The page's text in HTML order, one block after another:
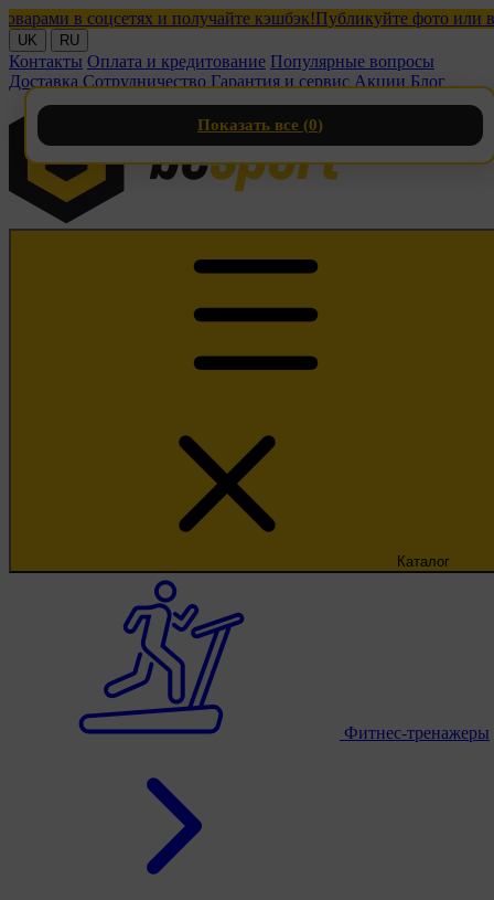
в соцсетях и получайте кэшбэк!Публикуйте фото или видео
UK RU
Контакты Оплата и кредитование Популярные вопросы
Доставка Сотрудничество Гарантия и сервис Акции Блог
Каталог
Фитнес-тренажеры
Показать все (0)